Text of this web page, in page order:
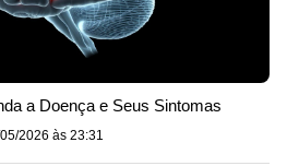
a Doença e Seus Sintomas
2026 às 23:31